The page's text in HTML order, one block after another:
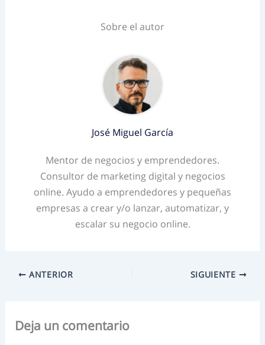
Sobre el autor
José Miguel García
Mentor de negocios y emprendedores.
Consultor de marketing digital y negocios
online. Ayudo a emprendedores y pequeñas
empresas a crear y/o lanzar, automatizar, y
escalar su negocio online.
ANTERIOR SIGUIENTE
Deja un comentario